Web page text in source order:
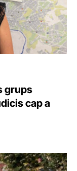
grups
cap a